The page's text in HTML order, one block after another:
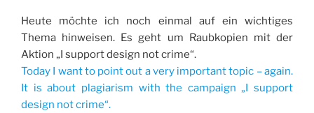
Heute möchte ich noch einmal auf ein wichtiges
Thema hinweisen. Es geht um Raubkopien mit der
Aktion „I support design not crime“.
Today I want to point out a very important topic – again.
It is about plagiarism with the campaign „I support
design not crime“.